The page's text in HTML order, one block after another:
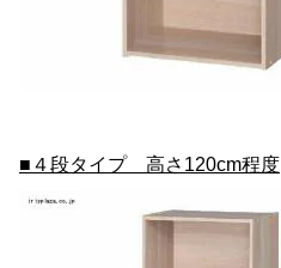
■４段タイプ 高さ120cm程度